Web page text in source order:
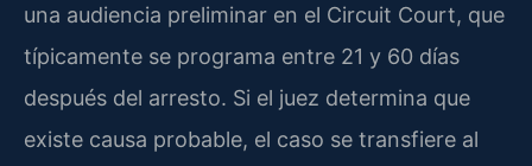
una audiencia preliminar en el Circuit Court, que
típicamente se programa entre 21 y 60 días
después del arresto. Si el juez determina que
existe causa probable, el caso se transfiere al